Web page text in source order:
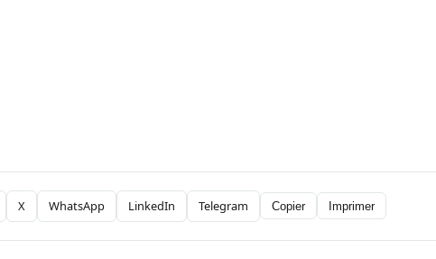
X WhatsApp LinkedIn Telegram Copier Imprimer